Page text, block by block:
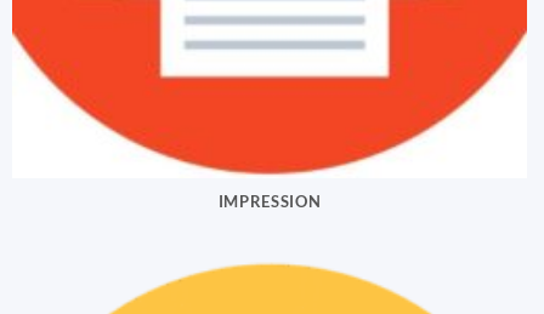
IMPRESSION